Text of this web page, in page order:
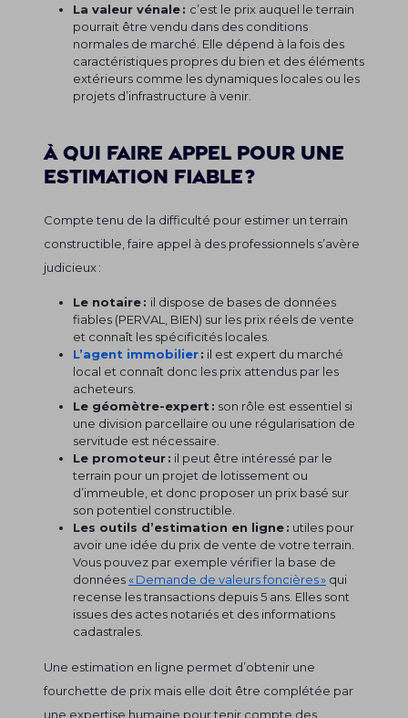
La valeur vénale : c’est le prix auquel le terrain
pourrait être vendu dans des conditions
normales de marché. Elle dépend à la fois des
caractéristiques propres du bien et des éléments
extérieurs comme les dynamiques locales ou les
projets d’infrastructure à venir.
À qui faire appel pour une
estimation fiable ?
Compte tenu de la difficulté pour estimer un terrain
constructible, faire appel à des professionnels s’avère
judicieux :
Le notaire : il dispose de bases de données
fiables (PERVAL, BIEN) sur les prix réels de vente
et connaît les spécificités locales.
L’agent immobilier: il est expert du marché
local et connaît donc les prix attendus par les
acheteurs.
Le géomètre-expert : son rôle est essentiel si
une division parcellaire ou une régularisation de
servitude est nécessaire.
Le promoteur : il peut être intéressé par le
terrain pour un projet de lotissement ou
d’immeuble, et donc proposer un prix basé sur
son potentiel constructible.
Les outils d’estimation en ligne : utiles pour
avoir une idée du prix de vente de votre terrain.
Vous pouvez par exemple vérifier la base de
données« Demande de valeurs foncières » qui
recense les transactions depuis 5 ans. Elles sont
issues des actes notariés et des informations
cadastrales.
Une estimation en ligne permet d’obtenir une
fourchette de prix mais elle doit être complétée par
une expertise humaine pour tenir compte des